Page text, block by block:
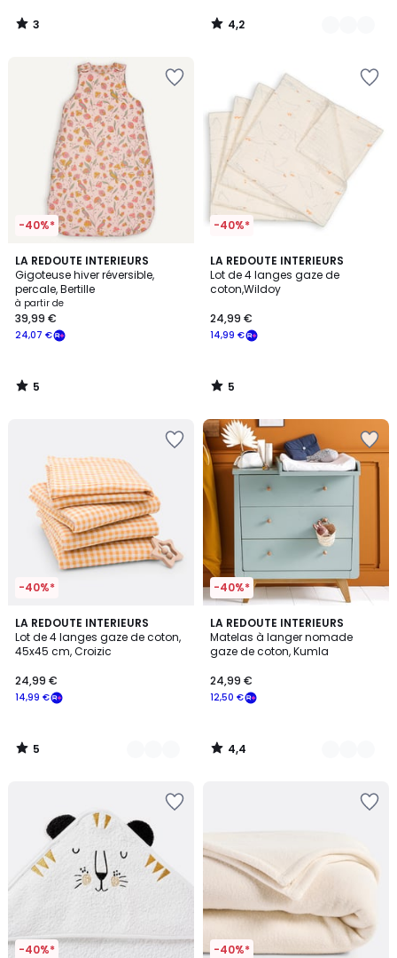
3
/
4,2
/
-40%*
LA REDOUTE INTERIEURS
Gigoteuse hiver réversible,
percale, Bertille
à partir de
24,07 €
39,99 €
5
/
5
5
/
-40%*
LA REDOUTE INTERIEURS
Lot de 4 langes gaze de
coton,Wildoy
14,99 €
24,99 €
5
/
5
5
/
-40%*
LA REDOUTE INTERIEURS
Lot de 4 langes gaze de coton,
45x45 cm, Croizic
14,99 €
24,99 €
5
/
5
2
Couleurs
5
/
-40%*
LA REDOUTE INTERIEURS
Matelas à langer nomade
gaze de coton, Kumla
12,50 €
24,99 €
4,4
/ 5
3
Couleurs
4,4
/
-40%* -40%*